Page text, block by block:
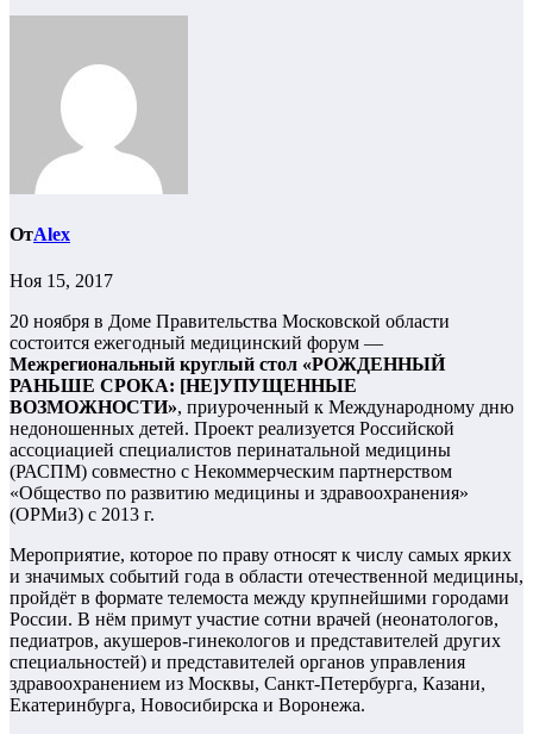
ОтAlex
Ноя 15, 2017
20 ноября в Доме Правительства Московской области
состоится ежегодный медицинский форум —
Межрегиональный круглый стол «РОЖДЕННЫЙ
РАНЬШЕ СРОКА: [НЕ]УПУЩЕННЫЕ
ВОЗМОЖНОСТИ», приуроченный к Международному дню
недоношенных детей. Проект реализуется Российской
ассоциацией специалистов перинатальной медицины
(РАСПМ) совместно с Некоммерческим партнерством
«Общество по развитию медицины и здравоохранения»
(ОРМиЗ) с 2013 г.
Мероприятие, которое по праву относят к числу самых ярких
и значимых событий года в области отечественной медицины,
пройдёт в формате телемоста между крупнейшими городами
России. В нём примут участие сотни врачей (неонатологов,
педиатров, акушеров-гинекологов и представителей других
специальностей) и представителей органов управления
здравоохранением из Москвы, Санкт-Петербурга, Казани,
Екатеринбурга, Новосибирска и Воронежа.